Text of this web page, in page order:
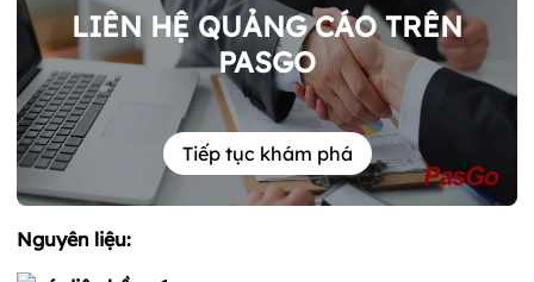
LIÊN HỆ QUẢNG CÁO TRÊN
PASGO
Tiếp tục khám phá
Nguyên liệu: